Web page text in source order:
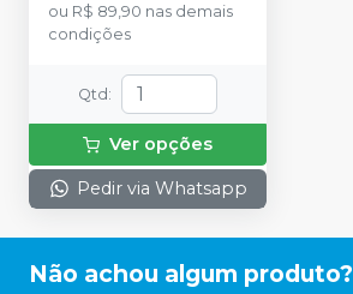
ou R$ 89,90 nas demais
condições
Qtd :
Ver opções
Pedir via Whatsapp
Não achou algum produto?